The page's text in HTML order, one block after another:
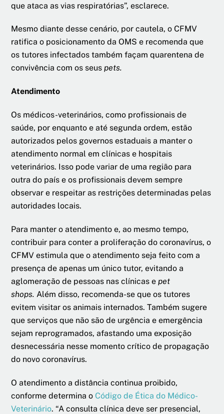
que ataca as vias respiratórias”, esclarece.
Mesmo diante desse cenário, por cautela, o CFMV
ratifica o posicionamento da OMS e recomenda que
os tutores infectados também façam quarentena de
convivência com os seuspets.
Atendimento
Os médicos-veterinários, como profissionais de
saúde, por enquanto e até segunda ordem, estão
autorizados pelos governos estaduais a manter o
atendimento normal em clínicas e hospitais
veterinários. Isso pode variar de uma região para
outra do país e os profissionais devem sempre
observar e respeitar as restrições determinadas pelas
autoridades locais.
Para manter o atendimento e, ao mesmo tempo,
contribuir para conter a proliferação do coronavírus, o
CFMV estimula que o atendimento seja feito com a
presença de apenas um único tutor, evitando a
aglomeração de pessoas nas clínicas epet
shops. Além disso, recomenda-se que os tutores
evitem visitar os animais internados. Também sugere
que serviços que não são de urgência e emergência
sejam reprogramados, afastando uma exposição
desnecessária nesse momento crítico de propagação
do novo coronavírus.
O atendimento a distância continua proibido,
conforme determina o Código de Ética do Médico-
Veterinário. “A consulta clínica deve ser presencial,